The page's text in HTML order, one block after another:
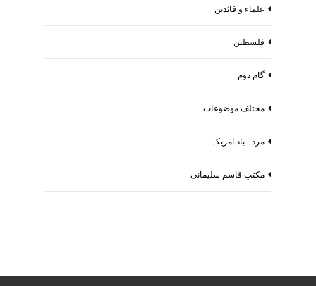
علماء و قائدین
فلسطین
گام دوم
مختلف موضوعات
مردہ باد امریکہ
مکتبِ قاسم سلیمانی